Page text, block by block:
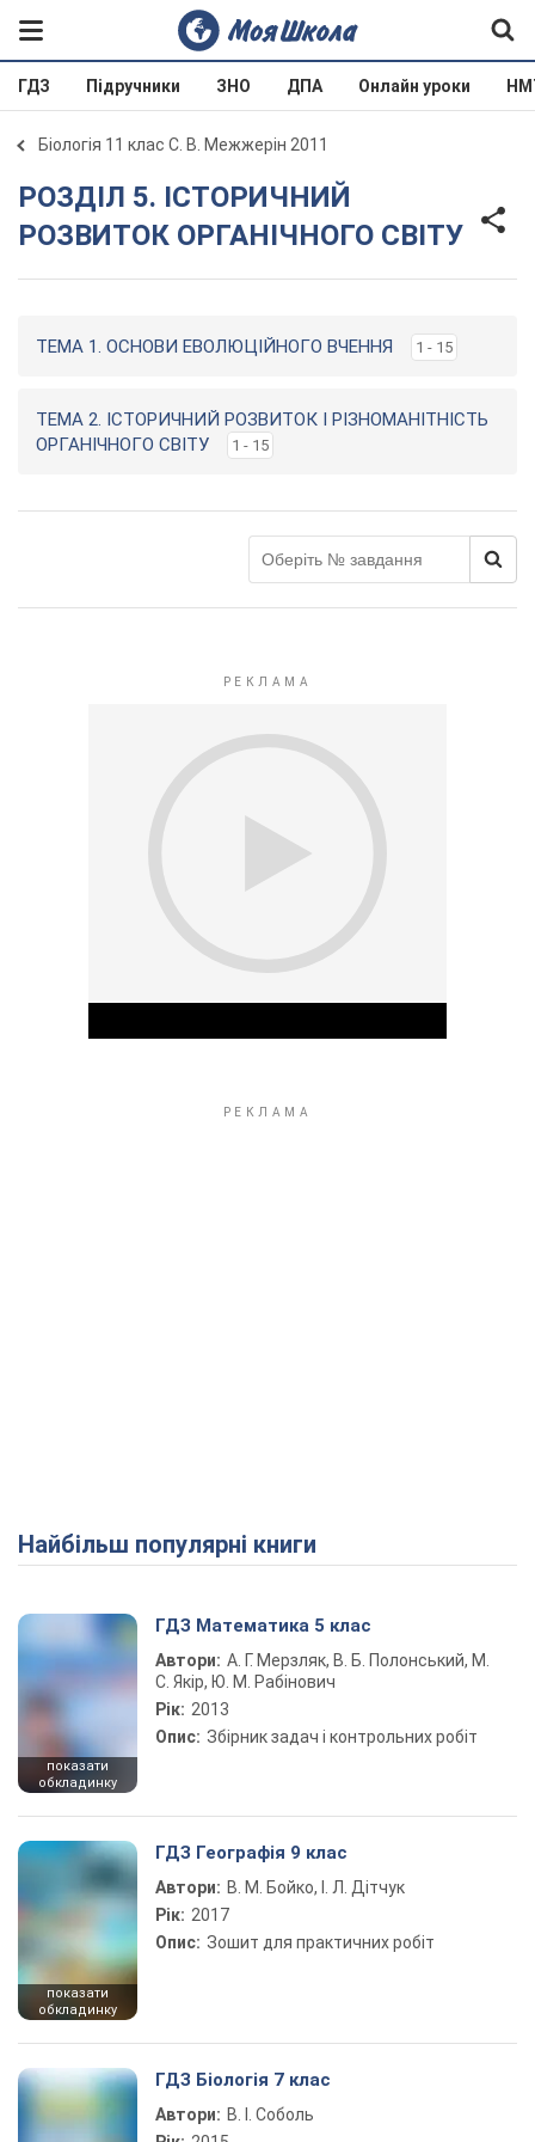
ГДЗ Підручники ЗНО ДПА Онлайн уроки
Біологія 11 клас С. В. Межжерін 2011
РОЗДІЛ 5. ІСТОРИЧНИЙ
РОЗВИТОК ОРГАНІЧНОГО СВІТУ
ТЕМА 1. ОСНОВИ ЕВОЛЮЦІЙНОГО ВЧЕННЯ 1 - 15
ТЕМА 2. ІСТОРИЧНИЙ РОЗВИТОК І РІЗНОМАНІТНІСТЬ
ОРГАНІЧНОГО СВІТУ
1 - 15
Найбільш популярні книги
показати
обкладинку
ГДЗ Математика 5 клас
Автори: А. Г. Мерзляк, В. Б. Полонський, М.
С. Якір, Ю. М. Рабінович
Рік: 2013
Опис: Збірник задач і контрольних робіт
показати
обкладинку
ГДЗ Географія 9 клас
Автори: В. М. Бойко, І. Л. Дітчук
Рік: 2017
Опис: Зошит для практичних робіт
ГДЗ Біологія 7 клас
Автори: В. І. Соболь